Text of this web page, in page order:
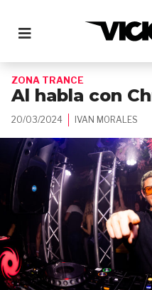
ZONA TRANCE
Al habla con
20/03/2024 IVAN MORALES